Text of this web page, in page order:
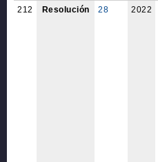
212 Resolución 28 2022